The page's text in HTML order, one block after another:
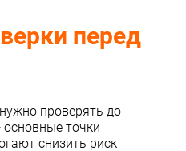
перед
проверять до
точки
снизить риск